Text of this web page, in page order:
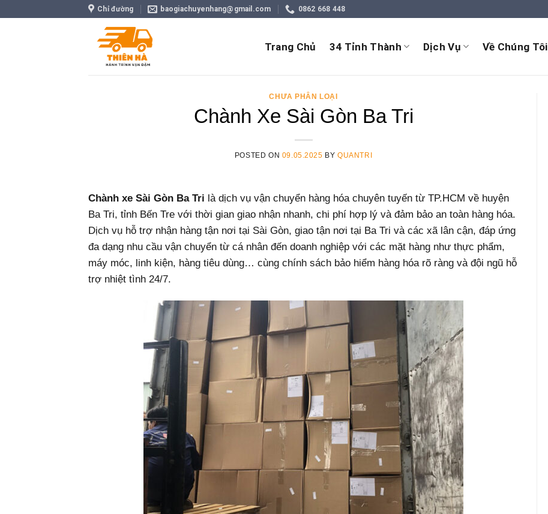
Chỉ đường baogiachuyenhang@gmail.com 0862 668 448
Trang Chủ 34 Tỉnh Thành Dịch Vụ Về Chúng Tôi
CHƯA PHÂN LOẠI
Chành Xe Sài Gòn Ba Tri
POSTED ON 09.05.2025 BYQUANTRI
Chành xe Sài Gòn Ba Tri là dịch vụ vận chuyển hàng hóa chuyên tuyến từ TP.HCM về huyện
Ba Tri, tỉnh Bến Tre với thời gian giao nhận nhanh, chi phí hợp lý và đảm bảo an toàn hàng hóa.
Dịch vụ hỗ trợ nhận hàng tận nơi tại Sài Gòn, giao tận nơi tại Ba Tri và các xã lân cận, đáp ứng
đa dạng nhu cầu vận chuyển từ cá nhân đến doanh nghiệp với các mặt hàng như thực phẩm,
máy móc, linh kiện, hàng tiêu dùng… cùng chính sách bảo hiểm hàng hóa rõ ràng và đội ngũ hỗ
trợ nhiệt tình 24/7.